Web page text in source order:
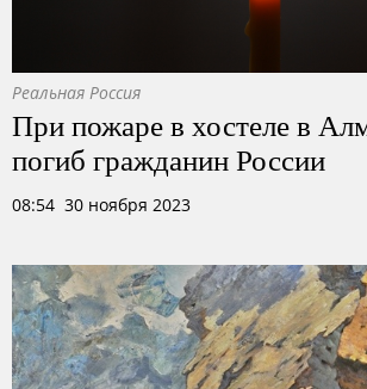
Реальная Россия
При пожаре в хостеле в
погиб гражданин России
08:54 30 ноября 2023